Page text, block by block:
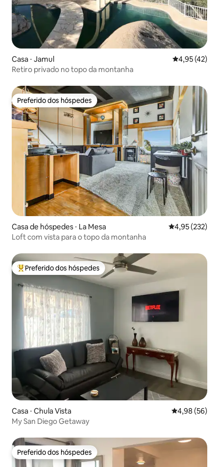
Casa ⋅ Jamul 4,95 de uma
4,95 (42)
Retiro privado no topo da montanha
Preferido dos hóspedes
Preferido dos hóspedes
Casa de hóspedes ⋅ La Mesa 4,95 de uma
4,95 (232)
Loft com vista para o topo da montanha
Entre os melhores preferidos dos hóspedes
Preferido dos hóspedes
Casa ⋅ Chula Vista 4,98 de uma
4,98 (56)
My San Diego Getaway
Preferido dos hóspedes
Preferido dos hóspedes